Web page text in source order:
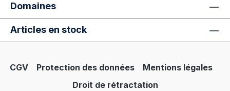
Domaines
Articles en stock
CGV Protection des données
Mentions légales
Droit de rétractation